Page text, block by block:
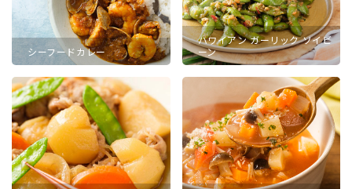
シーフードカレー
ハワイアン ガーリック ソイビ
ーン